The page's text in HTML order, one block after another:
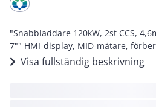
"Snabbladdare 120kW, 2st CCS,
7"" HMI-display, MID-mätare,
Visa fullständig beskrivning